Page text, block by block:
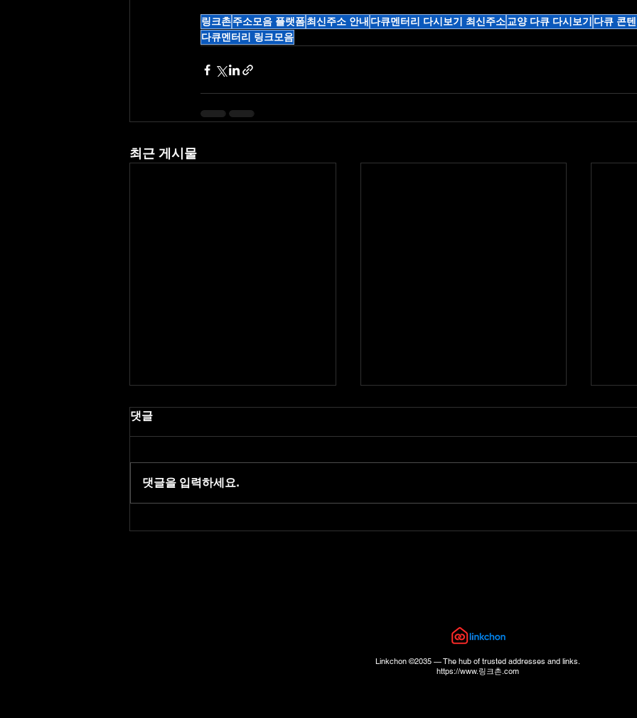
링크촌주소모음 플랫폼최신주소 안내 다큐멘터리 다시보기 최신주소교양 다큐 다시보기 다큐 콘
다큐멘터리 링크모음
최근 게시물
댓글
댓글을 입력하세요.
​Linkchon ©2035 — The hub of trusted addresses and links.
https://www.​링크촌.com